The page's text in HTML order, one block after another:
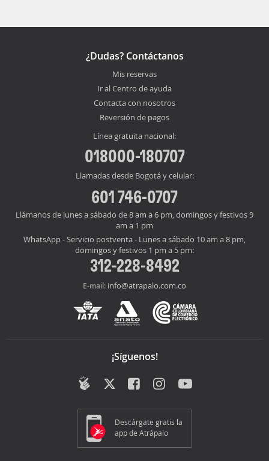
¿Dudas? Contáctanos
Mis reservas
Ir al Centro de ayuda
Contacta con nosotros
Reversión de pagos
Línea gratuita nacional:
018000-180707
Llamadas desde Bogotá y celular:
601 746-0707
Llámanos de lunes a sábado de 8 am a 6 pm, domingos y festivos 9
am a 1 pm
WhatsApp - Servicio postventa - Lunes a sábado 10 am a 8 pm,
domingos y festivos 1 pm a 5 pm:
312-228-8492
E-mail: info@atrapalo.com.co
¡Síguenos!
Descárgate gratis la
app de Atrápalo